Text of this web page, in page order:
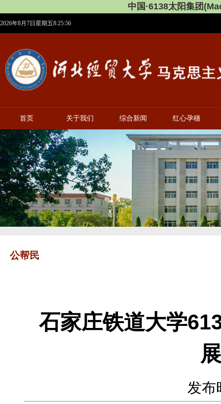
中国·6138太阳集团
2026年8月7日星期五8:25:57
首页 关于我们 综合新闻 红心孕穗
公帮民
石家庄铁道大学
发